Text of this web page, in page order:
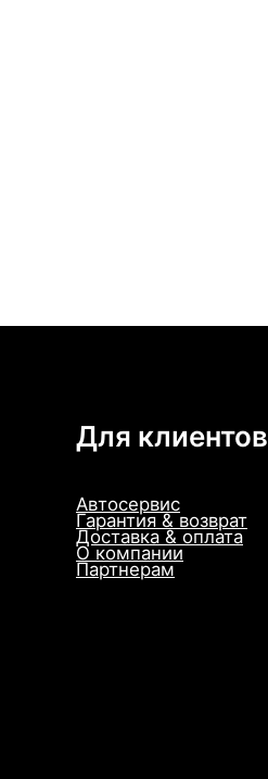
Для клиентов
Автосервис
Гарантия & возврат
Доставка & оплата
О компании
Партнерам